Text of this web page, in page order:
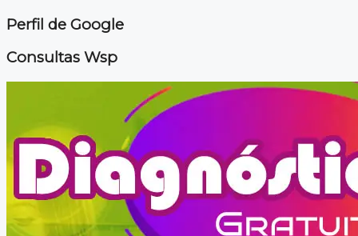
Perfil de Google
Consultas Wsp